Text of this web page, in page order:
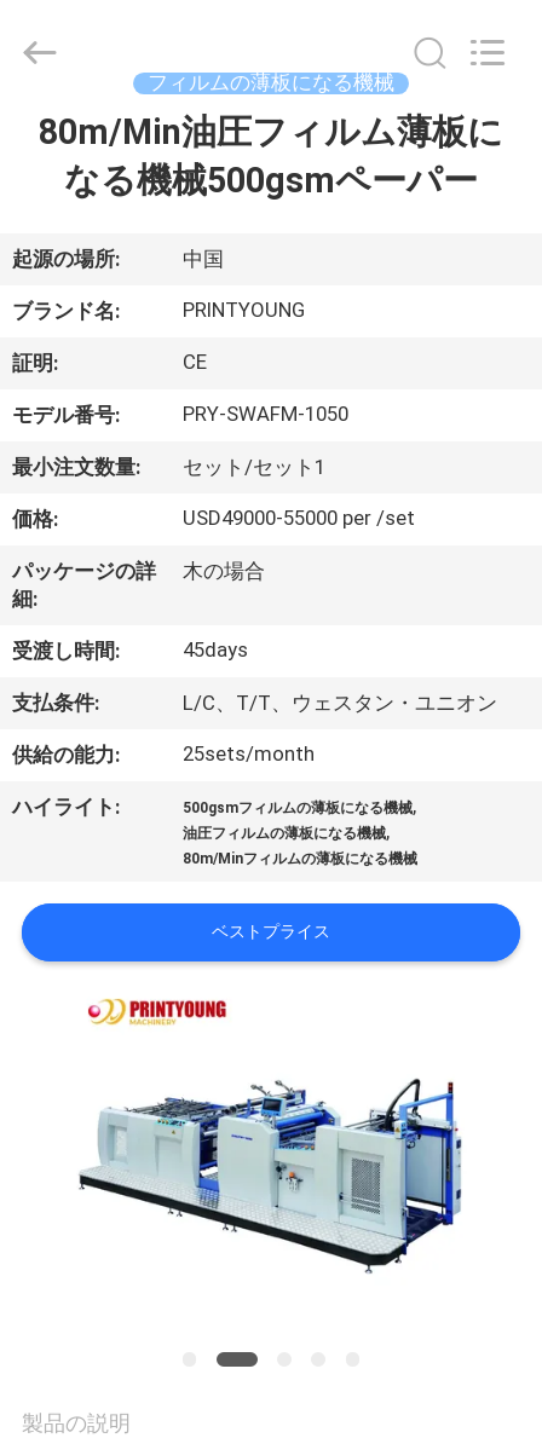
ロ
ダ
ク
ト
デ
オ
達
に
つ
て
2015
International
Industry
フィルムの薄板になる機械
80m/Min油圧フィルム薄板に
なる機械500gsmペーパー
起源の場所: 中国
ブランド名: PRINTYOUNG
証明: CE
モデル番号: PRY-SWAFM-1050
最小注文数量: セット/セット1
価格: USD49000-55000 per /set
パッケージの詳
細:
木の場合
受渡し時間: 45days
支払条件: L/C、T/T、ウェスタン・ユニオン
供給の能力: 25sets/month
ハイライト: 500gsmフィルムの薄板になる機械,
油圧フィルムの薄板になる機械,
80m/Minフィルムの薄板になる機械
ベストプライス
製品の説明